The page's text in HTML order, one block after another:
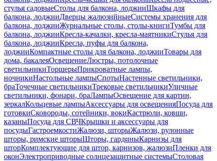
стулья садовыеСтолы для балкона, лоджииШкафы для
балкона, лоджииДверцы жалюзийныеСистемы хранения для
балкона, лоджииЖурнальные столы, столы-книгиТумбы для
балкона, лоджииКресла-качалки, кресла-маятникиСтулья для
балкона, лоджииКресла, пуфы для балкона,
лоджииКомпактные столы для балкона, лоджииТовары для
дома, бакалеяОсвещениеЛюстры, потолочные
светильникиТоршерыПрикроватные лампы,
ночникиНастольные лампыСпотыНастенные светильники,
браТочечные светильникиТрековые светильникиУличные
светильники, фонари, браЛампыОсвещение для картин,
зеркалКольцевые лампыАксессуары для освещенияПосуда для
готовкиСковороды, сотейники, вокиКастрюли, ковши,
казаныПосуда для СВЧКрышки и аксессуары для
посудыГастроемкостиЖалюзи, шторыЖалюзи, рулонные
шторы, римские шторыШторы, гардиныКарнизы для
шторКомплектующие для штор, карнизов, жалюзиПленки для
оконЭлектроприводные солнцезащитные системыСтоловая